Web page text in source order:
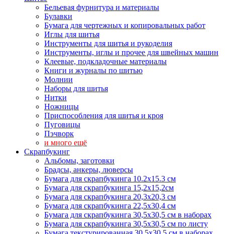
Бельевая фурнитура и материалы
Булавки
Бумага для чертежных и копировальных работ
Иглы для шитья
Инструменты для шитья и рукоделия
Инструменты, иглы и прочее для швейных машин
Клеевые, подкладочные материалы
Книги и журналы по шитью
Молнии
Наборы для шитья
Нитки
Ножницы
Приспособления для шитья и кроя
Пуговицы
Пэчворк
и много ещё
Скрапбукинг
Альбомы, заготовки
Брадсы, анкеры, люверсы
Бумага для скрапбукинга 10.2х15.3 см
Бумага для скрапбукинга 15,2х15,2см
Бумага для скрапбукинга 20,3х20,3 см
Бумага для скрапбукинга 22,5х30,4 см
Бумага для скрапбукинга 30,5х30,5 см в наборах
Бумага для скрапбукинга 30,5х30,5 см по листу